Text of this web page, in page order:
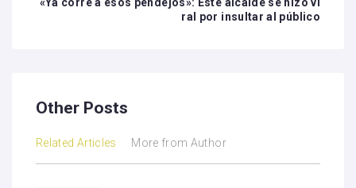
«Ya corre a esos pendejos»: Este alcalde se hizo vi
ral por insultar al público
Other Posts
Related Articles More from Author